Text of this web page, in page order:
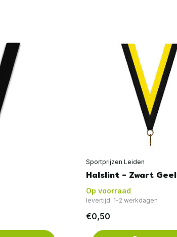
Sportprijzen Leiden
Halslint - Zwart Geel
Op voorraad
levertijd: 1-2 werkdagen
€0,50